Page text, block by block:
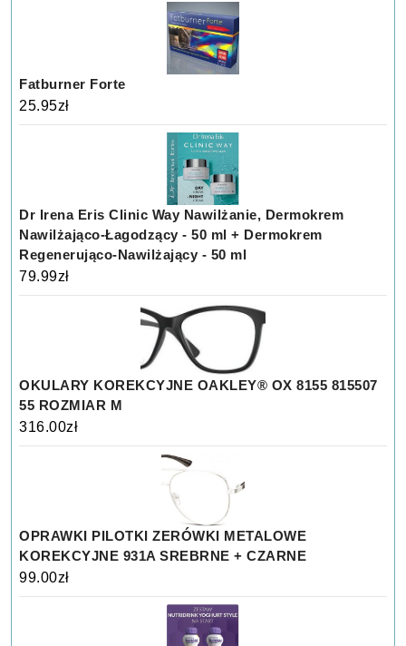
Fatburner Forte
25.95zł
Dr Irena Eris Clinic Way Nawilżanie, Dermokrem
Nawilżająco-Łagodzący - 50 ml + Dermokrem
Regenerująco-Nawilżający - 50 ml
79.99zł
OKULARY KOREKCYJNE OAKLEY® OX 8155 815507
55 ROZMIAR M
316.00zł
OPRAWKI PILOTKI ZERÓWKI METALOWE
KOREKCYJNE 931A SREBRNE + CZARNE
99.00zł